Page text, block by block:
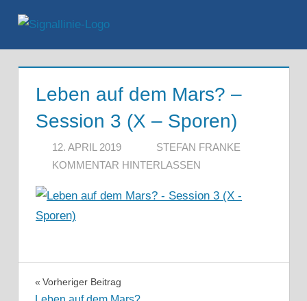
Inhalt
springen
Leben auf dem Mars? –
Session 3 (X – Sporen)
12. APRIL 2019
STEFAN FRANKE
KOMMENTAR HINTERLASSEN
Beitragsnavigation
Vorheriger Beitrag